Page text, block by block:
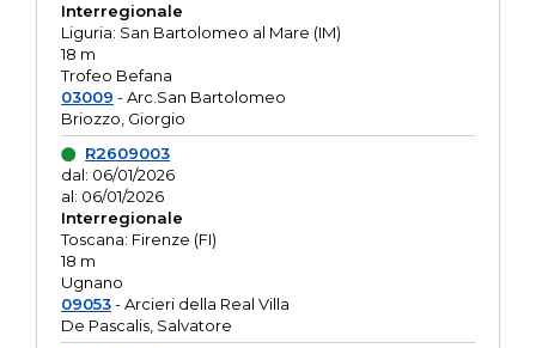
Interregionale
Liguria: San Bartolomeo al Mare (IM)
18 m
Trofeo Befana
03009 - Arc.San Bartolomeo
Briozzo, Giorgio
R2609003
dal: 06/01/2026
al: 06/01/2026
Interregionale
Toscana: Firenze (FI)
18 m
Ugnano
09053- Arcieri della Real Villa
De Pascalis, Salvatore